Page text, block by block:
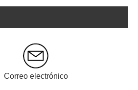
Correo electrónico